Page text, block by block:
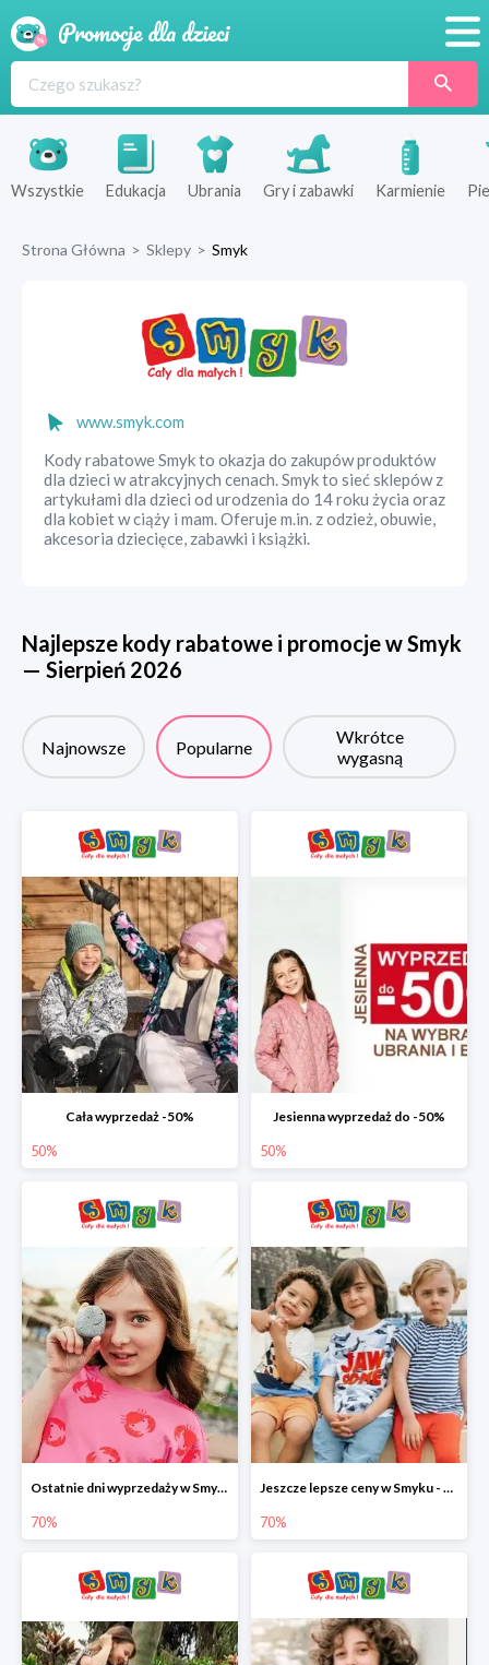
Produkty
Sklepy
Wszystkie Edukacja Ubrania Gry i zabawki Karmienie
Strona Główna > Sklepy > Smyk
www.smyk.com
Kody rabatowe Smyk to okazja do zakupów produktów
dla dzieci w atrakcyjnych cenach. Smyk to sieć sklepów z
artykułami dla dzieci od urodzenia do 14 roku życia oraz
dla kobiet w ciąży i mam. Oferuje m.in. z odzież, obuwie,
akcesoria dziecięce, zabawki i książki.
Najlepsze kody rabatowe i promocje wSmyk
— Sierpień 2026
Najnowsze Popularne
Wkrótce
wygasną
Cała wyprzedaż -50%
50%
Jesienna wyprzedaż do -50%
50%
Ostatnie dni wyprzedaży w Smyku - ubrania i buty do -70%
70%
Jeszcze lepsze ceny w Smyku - ubrania i buty do -70%
70%